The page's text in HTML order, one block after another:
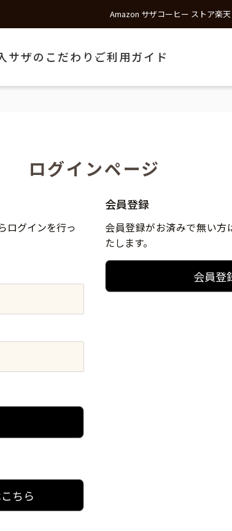
Amazon サザコーヒー ストア楽
サザのこだわり ご利用ガイド
ログインページ
ログインを行っ
ちら
会員登録
会員登録がお済みで無い
たします。
会員登